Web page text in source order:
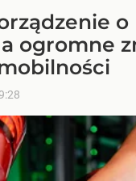
ogromne